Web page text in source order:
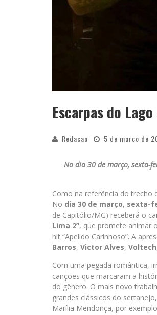
Escarpas do
Redacao 5 de março de
No dia 30 de março, sexta-
Como na referência do trecho
No dia 30 de março, sexta-
de Capitólio/MG) receberá o
Lima 2”, que promete animar
hit “Apelido Carinhoso”. A
Barros, Victor Alves, Voltech
Com uma pegada romântica,
canções que marcaram a
do gênero. O mais novo
grandes clássicos do
Marília Mendonça, por